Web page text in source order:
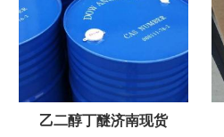
乙二醇丁醚济南现货